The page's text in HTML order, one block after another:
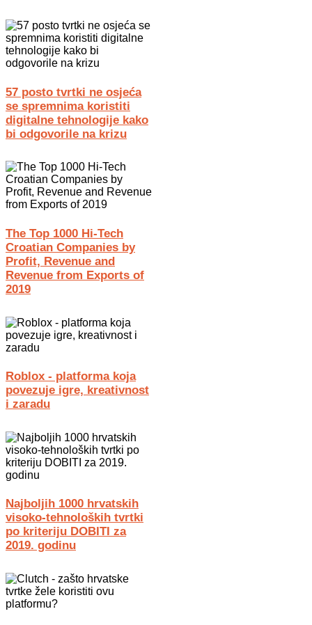
57 posto tvrtki ne osjeća
se spremnima koristiti
digitalne tehnologije kako
bi odgovorile na krizu
The Top 1000 Hi-Tech
Croatian Companies by
Profit, Revenue and
Revenue from Exports of
2019
Roblox - platforma koja
povezuje igre, kreativnost
i zaradu
Najboljih 1000 hrvatskih
visoko-tehnoloških tvrtki
po kriteriju DOBITI za
2019. godinu